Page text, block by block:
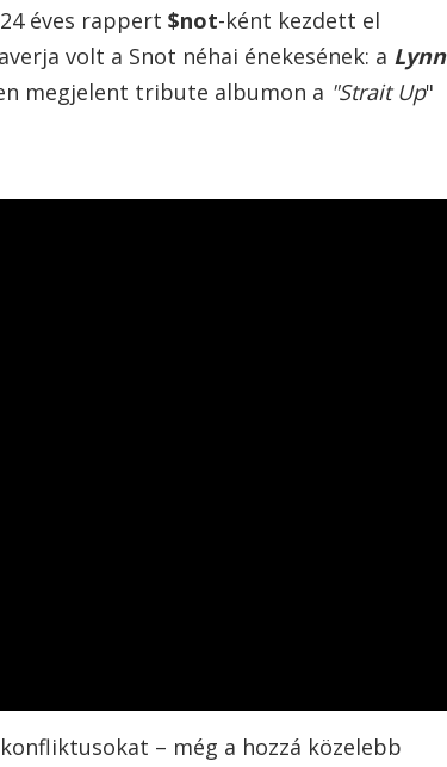
éves rappert $not-ként kezdett el
volt a Snot néhai énekesének: a Lynn
megjelent tribute albumon a "Strait Up"
– még a hozzá közelebb